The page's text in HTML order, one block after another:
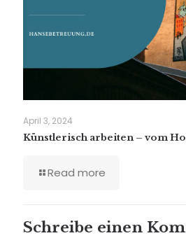
April 3, 2024
Künstlerisch arbeiten – vom
Read more
Schreibe einen